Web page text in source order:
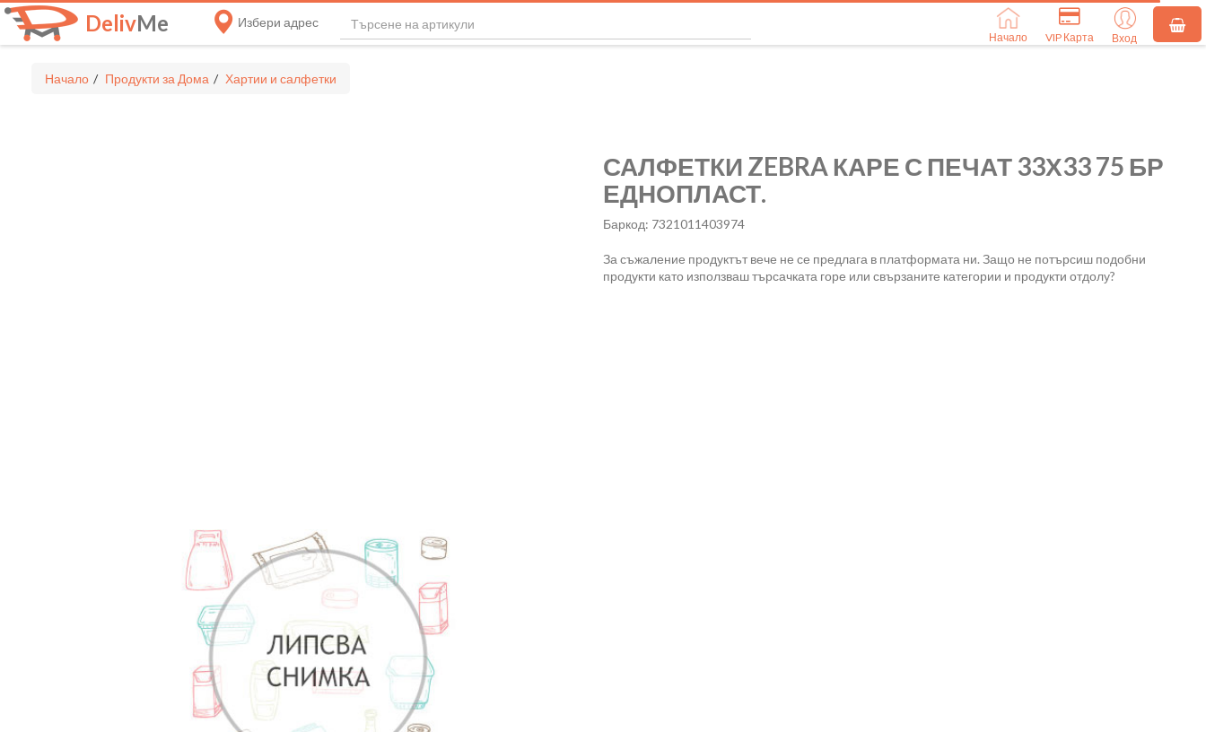
DelivMe Избери адрес
Начало VIP Карта Вход
Начало Продукти за Дома Хартии и салфетки
САЛФЕТКИ ZEBRA КАРЕ С ПЕЧАТ 33Х33 75 БР
ЕДНОПЛАСТ.
Баркод: 7321011403974
За съжаление продуктът вече не се предлага в платформата ни. Защо не потърсиш подобни
продукти като използваш търсачката горе или свързаните категории и продукти отдолу?